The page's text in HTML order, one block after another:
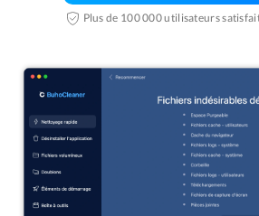
Plus de 100 000 utilisateurs